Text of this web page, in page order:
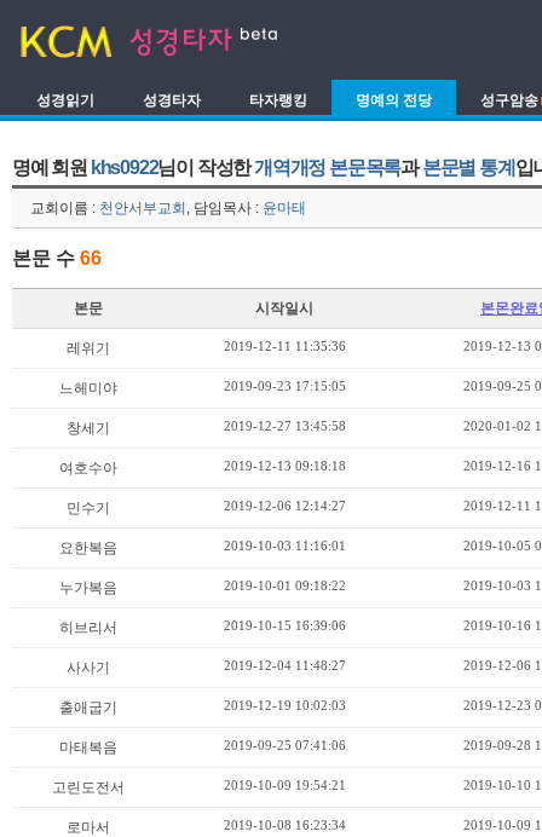
성경읽기 성경타자 타자랭킹 명예의 전당 성구암송
명예 회원 khs0922님이 작성한개역개정 본문목록과본문별 통계 입
교회이름 : 천안서부교회 , 담임목사 : 윤마태
본문 수 66
본문 시작일시 본몬완료
레위기 2019-12-11 11:35:36 2019-12-13
느헤미야 2019-09-23 17:15:05 2019-09-25
창세기 2019-12-27 13:45:58 2020-01-02
여호수아 2019-12-13 09:18:18 2019-12-16
민수기 2019-12-06 12:14:27 2019-12-11
요한복음 2019-10-03 11:16:01 2019-10-05
누가복음 2019-10-01 09:18:22 2019-10-03
히브리서 2019-10-15 16:39:06 2019-10-16
사사기 2019-12-04 11:48:27 2019-12-06
출애굽기 2019-12-19 10:02:03 2019-12-23
마태복음 2019-09-25 07:41:06 2019-09-28
고린도전서 2019-10-09 19:54:21 2019-10-10
로마서 2019-10-08 16:23:34 2019-10-09